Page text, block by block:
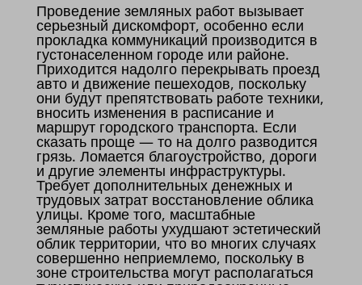
Проведение земляных работ вызывает
серьезный дискомфорт, особенно если
прокладка коммуникаций производится в
густонаселенном городе или районе.
Приходится надолго перекрывать проезд
авто и движение пешеходов, поскольку
они будут препятствовать работе техники,
вносить изменения в расписание и
маршрут городского транспорта. Если
сказать проще — то на долго разводится
грязь. Ломается благоустройство, дороги
и другие элементы инфраструктуры.
Требует дополнительных денежных и
трудовых затрат восстановление облика
улицы. Кроме того, масштабные
земляные работы ухудшают эстетический
облик территории, что во многих случаях
совершенно неприемлемо, поскольку в
зоне строительства могут располагаться